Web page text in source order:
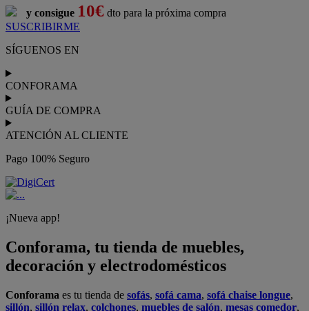
y consigue 10€ dto para la próxima compra
SUSCRIBIRME
SÍGUENOS EN
CONFORAMA
GUÍA DE COMPRA
ATENCIÓN AL CLIENTE
Pago 100% Seguro
¡Nueva app!
Conforama, tu tienda de muebles,
decoración y electrodomésticos
Conforama es tu tienda de sofás, sofá cama, sofá chaise longue,
sillón, sillón relax, colchones, muebles de salón, mesas comedor,